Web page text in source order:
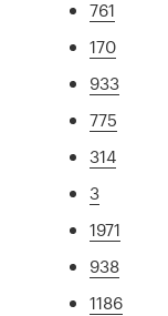
761
170
933
775
314
3
1971
938
1186